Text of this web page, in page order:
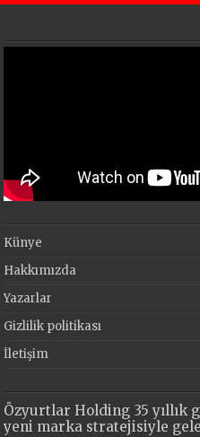
Künye
Hakkımızda
Yazarlar
Gizlilik politikası
İletişim
Özyurtlar Holding 35 yıllık
yeni marka stratejisiyle